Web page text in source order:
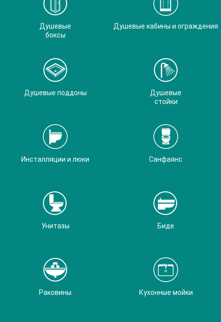
Душевые
боксы
Душевые кабины и ограждения
Душевые поддоны
Душевые
стойки
Инсталляции и люки Санфаянс
Унитазы Биде
Раковины Кухонные мойки